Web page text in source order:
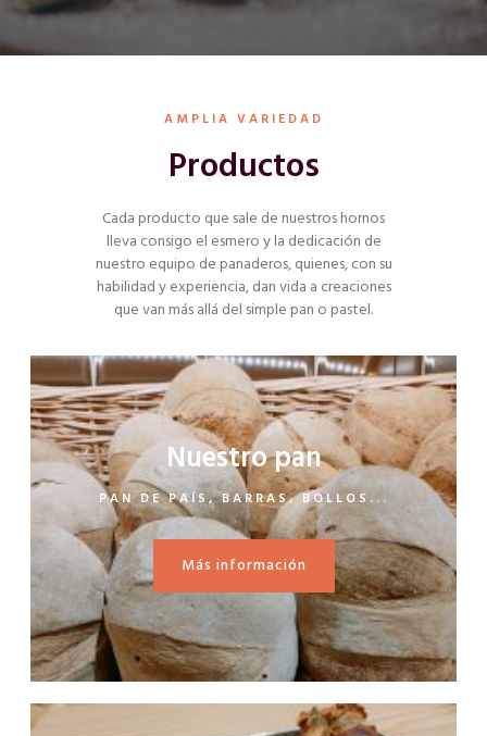
AMPLIA VARIEDAD
Productos
Cada producto que sale de nuestros hornos
lleva consigo el esmero y la dedicación de
nuestro equipo de panaderos, quienes, con su
habilidad y experiencia, dan vida a creaciones
que van más allá del simple pan o pastel.
Nuestro pan
PAN DE PAÍS, BARRAS, BOLLOS...
Más información